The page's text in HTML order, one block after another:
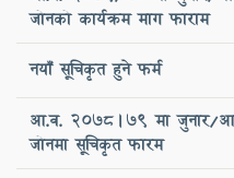
जोनको कार्यक्रम माग फाराम
नयाँ सूचिकृत हुने फर्म
आ.व. २०७८।७९ मा जुनार/
जोनमा सूचिकृत फारम